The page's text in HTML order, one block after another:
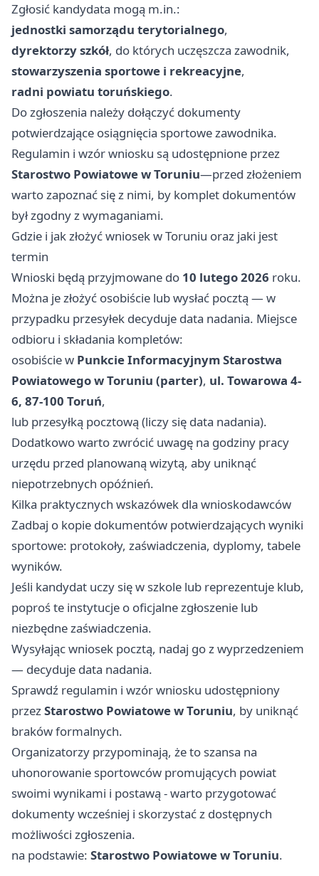
Zgłosić kandydata mogą m.in.:
jednostki samorządu terytorialnego,
dyrektorzy szkół, do których uczęszcza zawodnik,
stowarzyszenia sportowe i rekreacyjne,
radni powiatu toruńskiego.
Do zgłoszenia należy dołączyć dokumenty
potwierdzające osiągnięcia sportowe zawodnika.
Regulamin i wzór wniosku są udostępnione przez
Starostwo Powiatowe w Toruniu—przed złożeniem
warto zapoznać się z nimi, by komplet dokumentów
był zgodny z wymaganiami.
Gdzie i jak złożyć wniosek w Toruniu oraz jaki jest
termin
Wnioski będą przyjmowane do 10 lutego 2026 roku.
Można je złożyć osobiście lub wysłać pocztą — w
przypadku przesyłek decyduje data nadania. Miejsce
odbioru i składania kompletów:
osobiście w Punkcie Informacyjnym Starostwa
Powiatowego w Toruniu (parter), ul. Towarowa 4-
6, 87-100 Toruń,
lub przesyłką pocztową (liczy się data nadania).
Dodatkowo warto zwrócić uwagę na godziny pracy
urzędu przed planowaną wizytą, aby uniknąć
niepotrzebnych opóźnień.
Kilka praktycznych wskazówek dla wnioskodawców
Zadbaj o kopie dokumentów potwierdzających wyniki
sportowe: protokoły, zaświadczenia, dyplomy, tabele
wyników.
Jeśli kandydat uczy się w szkole lub reprezentuje klub,
poproś te instytucje o oficjalne zgłoszenie lub
niezbędne zaświadczenia.
Wysyłając wniosek pocztą, nadaj go z wyprzedzeniem
— decyduje data nadania.
Sprawdź regulamin i wzór wniosku udostępniony
przezStarostwo Powiatowe w Toruniu, by uniknąć
braków formalnych.
Organizatorzy przypominają, że to szansa na
uhonorowanie sportowców promujących powiat
swoimi wynikami i postawą - warto przygotować
dokumenty wcześniej i skorzystać z dostępnych
możliwości zgłoszenia.
na podstawie: Starostwo Powiatowe w Toruniu.